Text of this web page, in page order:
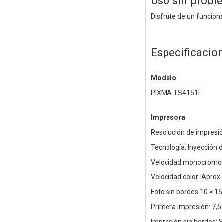
Disfrute de un
Modelo
PIXMA TS4151i
Impresora
Resolución de
Tecnología: Inyección
Velocidad
Velocidad color:
Foto sin bordes 10 ×
Primera impresión: